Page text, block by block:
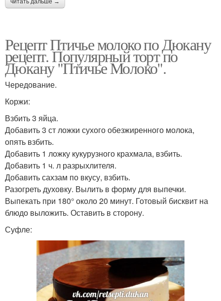
читать дальше →
Рецепт Птичье молоко по Дюкану
рецепт. Популярный торт по
Дюкану "Птичье Молоко".
Чередование.
Коржи:
Взбить 3 яйца.
Добавить 3 ст ложки сухого обезжиренного молока,
опять взбить.
Добавить 1 ложку кукурузного крахмала, взбить.
Добавить 1 ч. л разрыхлителя.
Добавить сахзам по вкусу, взбить.
Разогреть духовку. Вылить в форму для выпечки.
Выпекать при 180° около 20 минут. Готовый бисквит на
блюдо выложить. Оставить в сторону.
Суфле: